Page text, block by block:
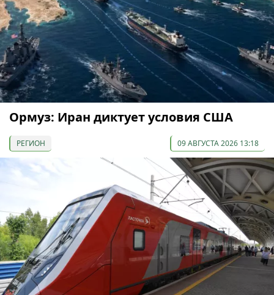
Ормуз: Иран диктует условия США
РЕГИОН 09 АВГУСТА 2026 13:18